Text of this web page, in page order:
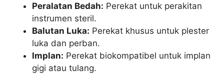
Peralatan Bedah: Perekat untuk perakitan
instrumen steril.
Balutan Luka: Perekat khusus untuk plester
luka dan perban.
Implan: Perekat biokompatibel untuk implan
gigi atau tulang.